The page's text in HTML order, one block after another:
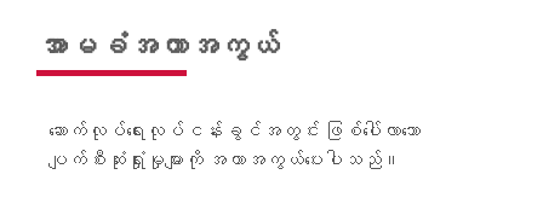
အာမခံအကာအကွယ်
ဆောက်လုပ်ရေးလုပ်ငန်းခွင်အတွင်း ဖြစ်ပေါ်လာသော
ပျက်စီးဆုံးရှုံးမှုများကို အကာအကွယ်ပေးပါသည်။